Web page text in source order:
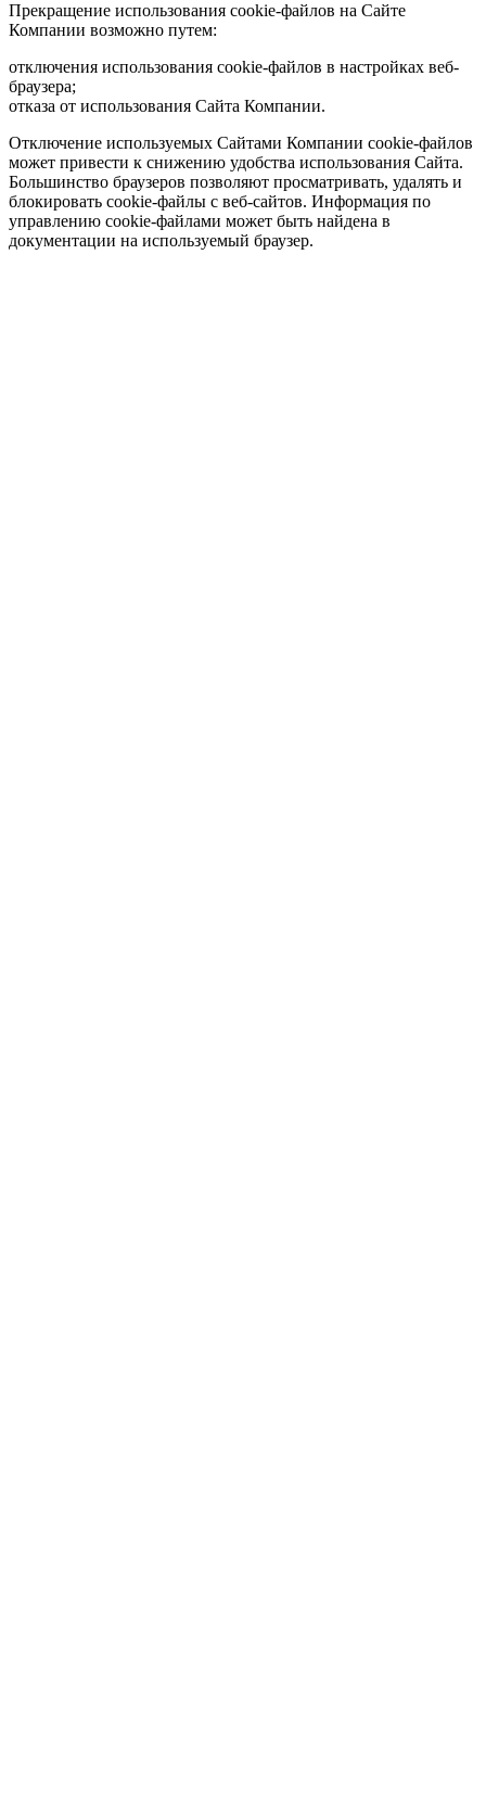
Прекращение использования cookie-файлов на Сайте
Компании возможно путем:
отключения использования cookie-файлов в настройках веб-
браузера;
отказа от использования Сайта Компании.
Отключение используемых Сайтами Компании cookie-файлов
может привести к снижению удобства использования Сайта.
Большинство браузеров позволяют просматривать, удалять и
блокировать cookie-файлы c веб-сайтов. Информация по
управлению cookie-файлами может быть найдена в
документации на используемый браузер.